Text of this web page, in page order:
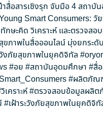
าสื่อสารเชิงรุก จับมือ 4 สถาบั
Smart Consumers: วัย
กษะคิด วิเคราะห์ และตรวจสอ
ภาพในสื่อออนไลน์ มุ่งยกระดั
งภัยสุขภาพในยุคดิจิทัล #oryor
#อย #สถาบันอุดมศึกษา #สื่
#ผลิตภัณ
เคราะห์#ตรวจสอบข้อมูลผลิ
#เฝ้าระวังภัยสุขภาพในยุคดิจิทั